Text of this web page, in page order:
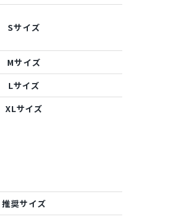
Sサイズ
Mサイズ
Lサイズ
XLサイズ
推奨サイズ